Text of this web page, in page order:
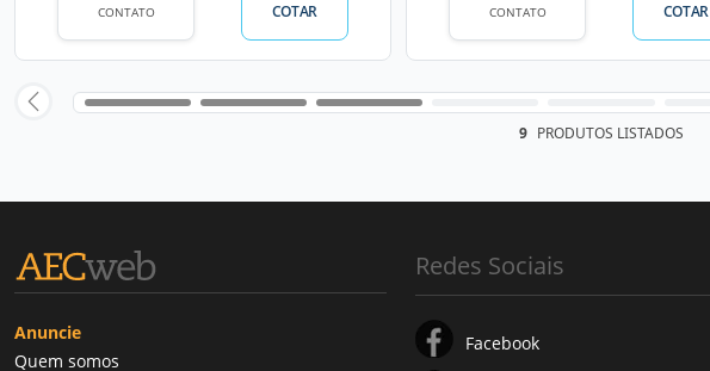
CONTATO COTAR CONTATO COTAR
9 PRODUTOS LISTADOS
Anuncie
Quem somos
Redes Sociais
Facebook